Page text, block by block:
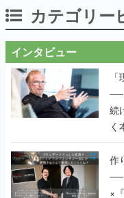
カテゴリー
インタビュー
──
続
く
作
──
×